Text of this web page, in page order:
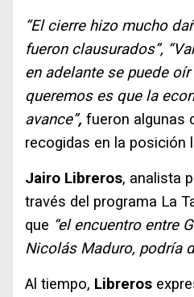
“El cierre hizo mucho
fueron clausurados”,
en adelante se puede oír
queremos es que la
avance”, fueron algunas
recogidas en la posición
Jairo Libreros, analista
través del programa La
que “el encuentro entre
Nicolás Maduro, podría
Al tiempo, Libreros